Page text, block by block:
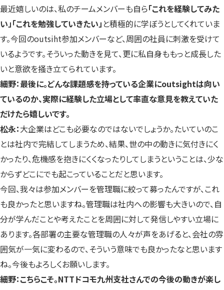
最近嬉しいのは、私のチームメンバーも自ら「これを経験してみた
い」「これを勉強していきたい」 と積極的に学ぼうとしてくれていま
す。今回のoutsiht参加メンバーなど、周囲の社員に刺激を受けて
いるようです。そういった動きを見て、更に私自身ももっと成長した
いと意欲を掻き立てられています。
細野：最後に。どんな課題感を持っている企業にoutsightは向い
ているのか、実際に経験した立場として率直な意見を教えていた
だけたら嬉しいです。
松永：大企業はどこも必要なのではないでしょうか。たいていのこ
とは社内で完結してしまうため、結果、世の中の動きに気付きにく
かったり、危機感を抱きにくくなったりしてしまうということは、少な
からずどこにでも起こっていることだと思います。
今回、我々は参加メンバーを管理職に絞って募ったんですが、これ
も良かったと思いますね。管理職は社内への影響も大きいので、自
分が学んだことや考えたことを周囲に対して発信しやすい立場に
あります。各部署の主要な管理職の人々が声をあげると、会社の雰
囲気が一気に変わるので、そういう意味でも良かったなと思います
ね。今後もよろしくお願いします。
細野：こちらこそ。NTTドコモ九州支社さんでの今後の動きが楽し